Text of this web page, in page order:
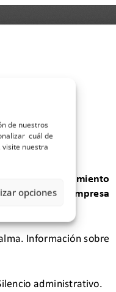
de nuestros
cuál de
nuestra
opciones